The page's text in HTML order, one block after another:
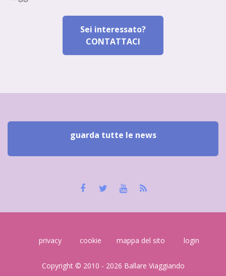
Sei interessato?
CONTATTACI
guarda tutte le news
privacy cookie mappa del sito login
Copyright © 2010 - 2026 Ballare Viaggiando